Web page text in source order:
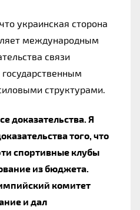
украинская сторона
международным
связи
государственным
структурами.
доказательства. Я
того, что
спортивные клубы
из бюджета.
комитет
и дал